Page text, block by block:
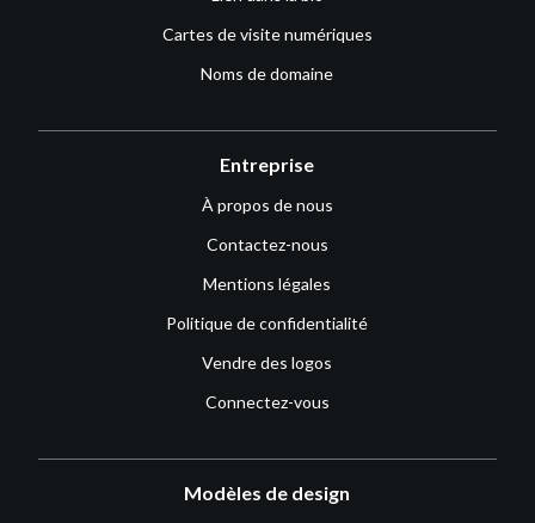
Cartes de visite numériques
Noms de domaine
Entreprise
À propos de nous
Contactez-nous
Mentions légales
Politique de confidentialité
Vendre des logos
Connectez-vous
Modèles de design